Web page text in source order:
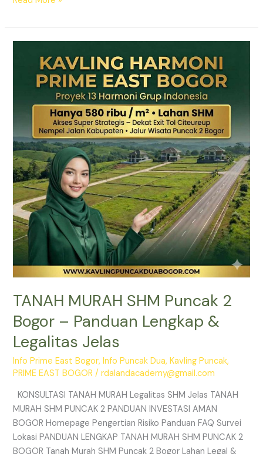
TANAH MURAH SHM Puncak 2
Bogor – Panduan Lengkap &
Legalitas Jelas
Info Prime East Bogor,Info Puncak Dua,Kavling Puncak,
PRIME EAST BOGOR /rdalandacademy@gmail.com
KONSULTASI TANAH MURAH Legalitas SHM Jelas TANAH
MURAH SHM PUNCAK 2 PANDUAN INVESTASI AMAN
BOGOR Homepage Pengertian Risiko Panduan FAQ Survei
Lokasi PANDUAN LENGKAP TANAH MURAH SHM PUNCAK 2
BOGOR Tanah Murah SHM Puncak 2 Bogor Lahan Legal &
MURAH
Puncak
Panduan
Lengkap
&
Legalitas
Jelas